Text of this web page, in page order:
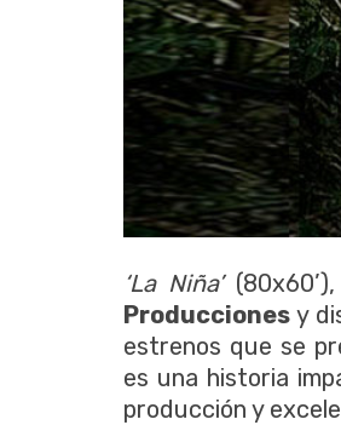
‘La Niña’
Producciones y
estrenos que se
es una historia
producción y